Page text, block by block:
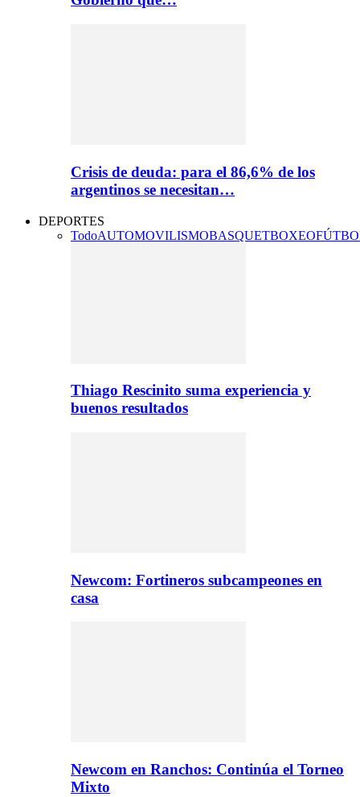
Crisis de deuda: para el 86,6% de los
argentinos se necesitan…
DEPORTES
TodoAUTOMOVILISMOBASQUETBOXEO
Thiago Rescinito suma experiencia y
buenos resultados
Newcom: Fortineros subcampeones en
casa
Newcom en Ranchos: Continúa el Torneo
Mixto